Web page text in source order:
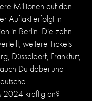
Millionen auf den
Auftakt erfolgt in
in Berlin. Die zehn
weitere Tickets
Düsseldorf, Frankfurt,
Du dabei und
2024 kräftig an?